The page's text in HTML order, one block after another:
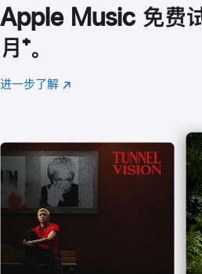
Apple Music 免费
月 脚
注
⁺。
进一步了解 Apple
(在
口
中
打
开)